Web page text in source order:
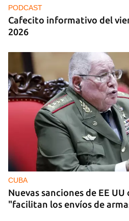
PODCAST
Cafecito informativo del
2026
CUBA
Nuevas sanciones de EE
"facilitan los envíos de